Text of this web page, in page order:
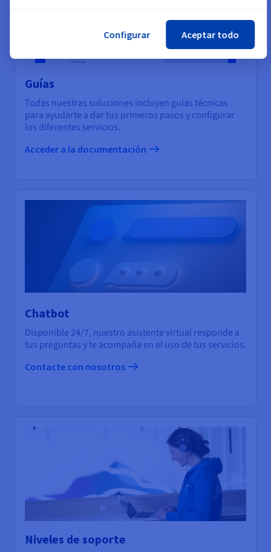
Guías
Todas nuestras soluciones incluyen guías técnicas
para ayudarte a dar tus primeros pasos y configurar
los diferentes servicios.
Acceder a la documentación
Chatbot
Disponible 24/7, nuestro asistente virtual responde a
tus preguntas y te acompaña en el uso de tus servicios.
Contacte con nosotros
Niveles de soporte
Configurar Aceptar todo